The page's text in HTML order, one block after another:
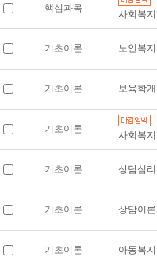
핵심과목
사회복
기초이론 노인복
기초이론 보육학
기초이론
사회복
기초이론 상담심
기초이론 상담이
기초이론 아동복